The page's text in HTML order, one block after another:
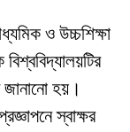
ও উচ্চশিক্ষা
জানানো হয়।
স্বাক্ষর